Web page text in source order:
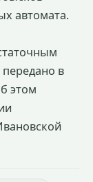
автомата.
в
этом